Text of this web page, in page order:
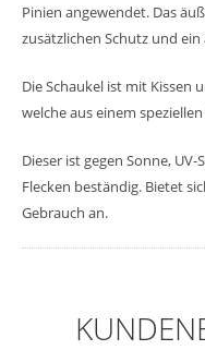
Pinien angewendet. Das
zusätzlichen Schutz und
Die Schaukel ist mit Kissen
welche aus einem
Dieser ist gegen Sonne,
Flecken beständig. Bietet
Gebrauch an.